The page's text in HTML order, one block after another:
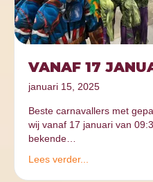
VANAF 17
januari 15, 2025
Beste carnavallers met
wij vanaf 17 januari van
bekende…
Lees verder...